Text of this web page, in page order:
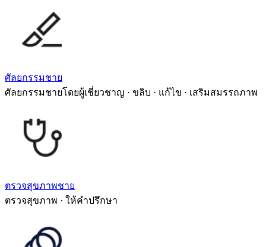
ศัลยกรรมชาย
ศัลยกรรมชายโดยผู้เชี่ยวชาญ · ขลิบ · แก้ไข · เสริมสมรรถภาพ
ตรวจสุขภาพชาย
ตรวจสุขภาพ · ให้คำปรึกษา